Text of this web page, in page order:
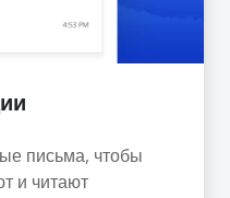
письма, чтобы
и читают